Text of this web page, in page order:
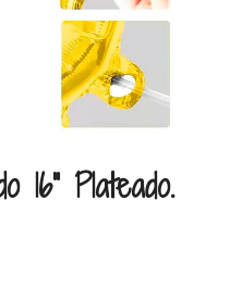
16" Plateado.